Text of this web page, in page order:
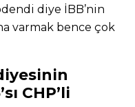
diye İBB’nin
varmak bence çok
CHP’li